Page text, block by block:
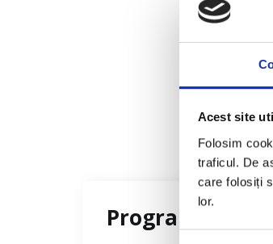
Acest site
Folosim
traficul. De
care folosiți
lor.
Programul